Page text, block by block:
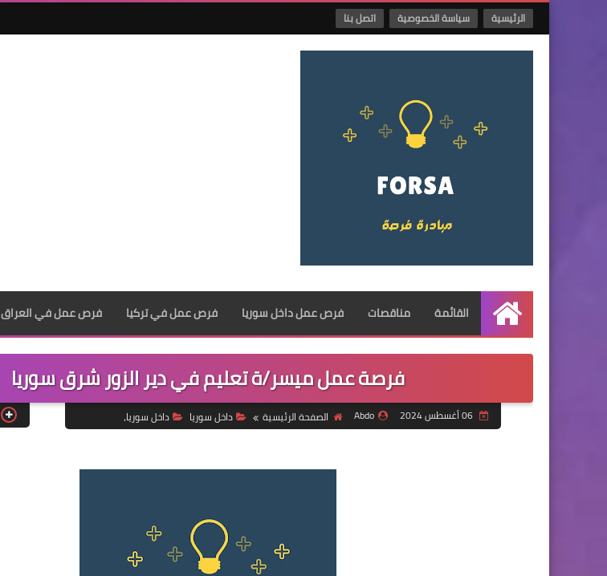
الرئيسية سياسة الخصوصية اتصل بنا
الرئيسية
القائمة مناقصات فرص عمل داخل سوريا فرص عمل في تركيا فرص عمل في العراق
فرصة عمل ميسر/ة تعليم في دير الزور شرق سوريا
06 أغسطس 2024 Abdo الصفحة الرئيسية داخل سوريا داخل سوريا،